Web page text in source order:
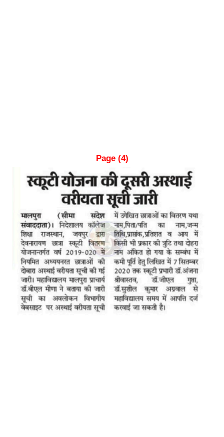
Page (4)